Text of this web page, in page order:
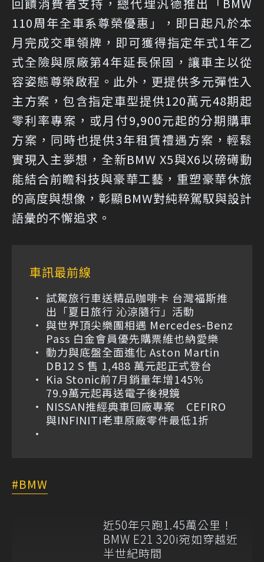
110周年全車系尊榮優惠」，即日起凡於本
月完成交車領牌，即可獲得指定年式1年乙
式全險與原廠第4年延長保固，讓車主以從
容姿態尊榮啟程。此外，更提供多元彈性入
主方案，包含指定車型提供120萬元48期起
零利率專案，或月付9,900元起的分期購車
方案，同時也提供3年租賃禮遇方案，輕鬆
實現入主夢想，全新BMW X5與X6以磅礡動
能結合前瞻科技與豪華工藝，重塑豪華休旅
的高度與想像，彰顯BMW對純粹駕馭與設計
語彙的不懈追求。
車訊最前線
試駕旅行車送精品咖啡卡 台灣福斯推
出「夏日旅行 沁涼隨行」活動
與世界頂尖樂團相遇 Mercedes-Benz
Pass 白金會員優先購票維也納愛樂
動力與底盤全面進化 Aston Martin
DB12 S 售 1,488 萬元起正式登台
Kia Stonic前7月銷量年增145%
79.9萬元起再送電子後視鏡
NISSAN推經典車回廠專案 CEFIRO
與INFINITI老車原廠零件最低1折
BMW
近50年只跑1.45萬公里！
BMW E21 320i宛如穿越近
半世紀時間